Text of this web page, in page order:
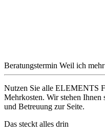
Beratungstermin Weil ich
Nutzen Sie alle ELEMENTS
Mehrkosten. Wir stehen Ihnen
und Betreuung zur Seite.
Das steckt alles drin